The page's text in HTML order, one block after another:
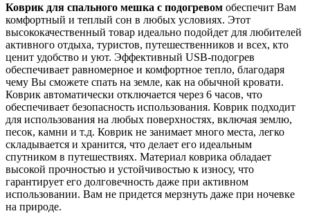
Коврик для спального мешка с подогревом обеспечит Вам
комфортный и теплый сон в любых условиях. Этот
высококачественный товар идеально подойдет для любителей
активного отдыха, туристов, путешественников и всех, кто
ценит удобство и уют. Эффективный USB-подогрев
обеспечивает равномерное и комфортное тепло, благодаря
чему Вы сможете спать на земле, как на обычной кровати.
Коврик автоматически отключается через 6 часов, что
обеспечивает безопасность использования. Коврик подходит
для использования на любых поверхностях, включая землю,
песок, камни и т.д. Коврик не занимает много места, легко
складывается и хранится, что делает его идеальным
спутником в путешествиях. Материал коврика обладает
высокой прочностью и устойчивостью к износу, что
гарантирует его долговечность даже при активном
использовании. Вам не придется мерзнуть даже при ночевке
на природе.